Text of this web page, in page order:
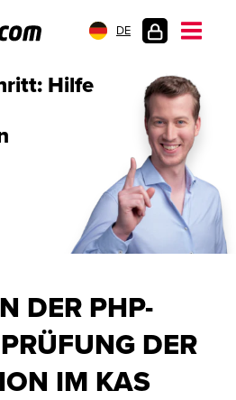
DE
Hilfe
DER PHP-
DER
IM KAS